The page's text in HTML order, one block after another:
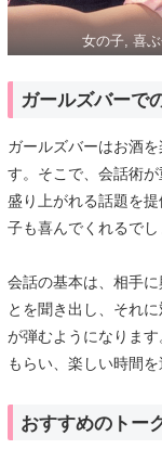
女の子, 喜
ガールズバーで
ガールズバーはお酒
す。そこで、会話術
盛り上がれる話題を
子も喜んでくれるでし
会話の基本は、相手
とを聞き出し、それ
が弾むようになりま
もらい、楽しい時間
おすすめのトー